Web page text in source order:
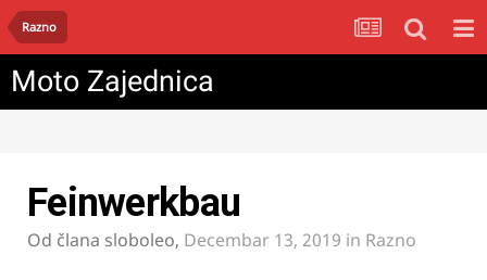
Razno
Moto Zajednica
Feinwerkbau
Od člana sloboleo, Decembar 13, 2019 in Razno